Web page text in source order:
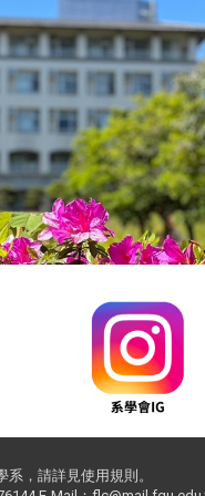
，請詳見使用規則。